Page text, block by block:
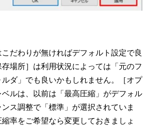
こだわりが無ければデフォルト設定で良
場所］は利用状況によっては「元のフ
ルダ」でも良いかもしれません。［オプ
ルは、以前は「最高圧縮」がデフォル
ンス調整で「標準」が選択されていま
率をご希望なら変更しておきましょ